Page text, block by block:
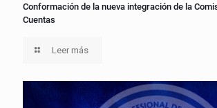
Conformación de la nueva integración de la
Cuentas
Leer más